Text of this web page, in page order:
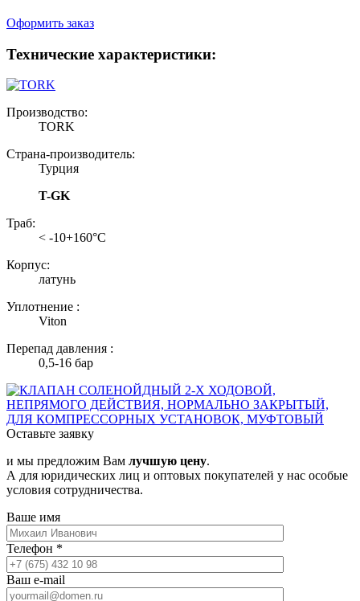
Оформить заказ
Технические характеристики:
Производство:
TORK
Страна-производитель:
Турция
T-GK
Траб:
< -10+160°С
Корпус:
латунь
Уплотнение :
Viton
Перепад давления :
0,5-16 бар
Оставьте заявку
и мы предложим Вам лучшую цену.
А для юридических лиц и оптовых покупателей у нас особые
условия сотрудничества.
Ваше имя
Телефон *
Ваш e-mail